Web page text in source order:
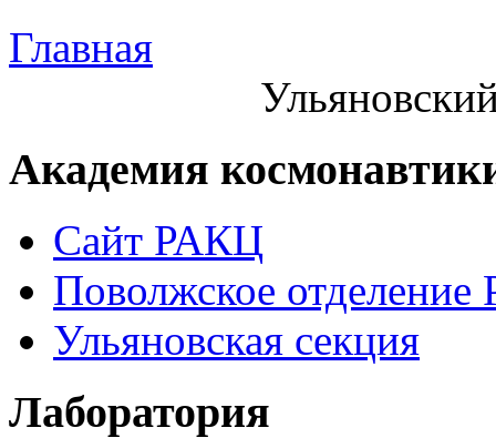
Главная
Академия
Сайт РАКЦ
Поволжское
Ульяновская секция
Лаборатория